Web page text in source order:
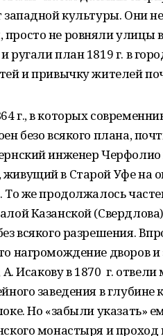
культуры. Они
не ровняли улицы
план 1819 г. в
и привычку жителей
г., в которых
безо всякого плана,
инженер Черфолио
в Старой Уфе на
То же продолжалось
Казанской
всякого разрешения.
нагромождение дворов и
Исакову в 1870 г. отвели
заведения в глубине
Но «забыли указать»
монастыря и